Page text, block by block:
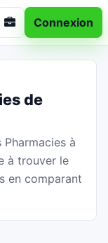
Connexion
de
à
à trouver le
en comparant